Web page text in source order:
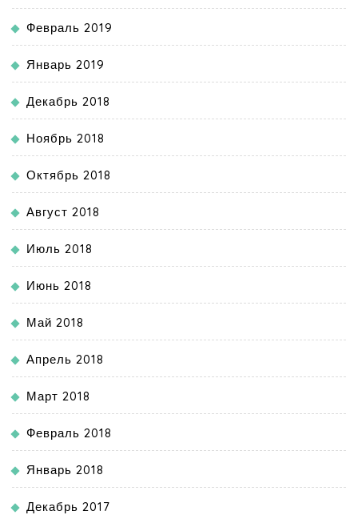
Февраль 2019
Январь 2019
Декабрь 2018
Ноябрь 2018
Октябрь 2018
Август 2018
Июль 2018
Июнь 2018
Май 2018
Апрель 2018
Март 2018
Февраль 2018
Январь 2018
Декабрь 2017